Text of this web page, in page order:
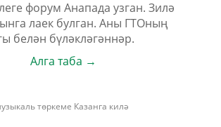
форум Анапада узган. Зилә
лаек булган. Аны ГТОның
белән бүләкләгәннәр.
Алга таба →